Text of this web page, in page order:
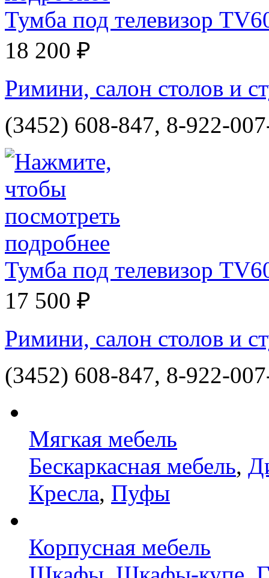
Тумба под телевизор
18 200 ₽
Римини, салон столов и
(3452) 608-847, 8-922-
Тумба под телевизор
17 500 ₽
Римини, салон столов и
(3452) 608-847, 8-922-
Мягкая мебель
Бескаркасная мебель,
Кресла, Пуфы
Корпусная мебель